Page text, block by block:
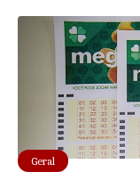
Geral